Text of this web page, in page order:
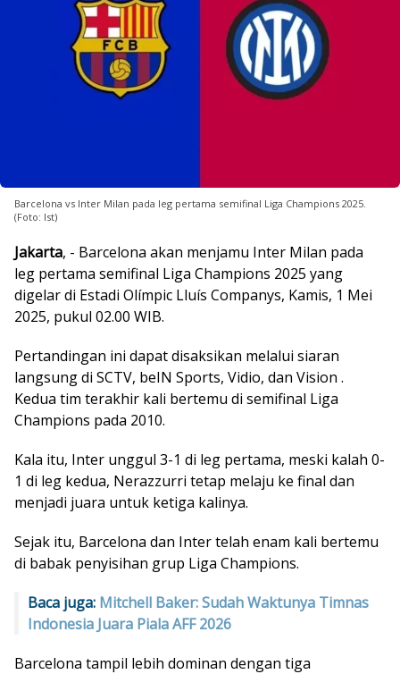
Barcelona vs Inter Milan pada leg pertama semifinal Liga Champions 2025.
(Foto: Ist)
Jakarta, - Barcelona akan menjamu Inter Milan pada
leg pertama semifinal Liga Champions 2025 yang
digelar di Estadi Olímpic Lluís Companys, Kamis, 1 Mei
2025, pukul 02.00 WIB.
Pertandingan ini dapat disaksikan melalui siaran
langsung di SCTV, beIN Sports, Vidio, dan Vision .
Kedua tim terakhir kali bertemu di semifinal Liga
Champions pada 2010.
Kala itu, Inter unggul 3-1 di leg pertama, meski kalah 0-
1 di leg kedua, Nerazzurri tetap melaju ke final dan
menjadi juara untuk ketiga kalinya.
Sejak itu, Barcelona dan Inter telah enam kali bertemu
di babak penyisihan grup Liga Champions.
Baca juga: Mitchell Baker: Sudah Waktunya Timnas
Indonesia Juara Piala AFF 2026
Barcelona tampil lebih dominan dengan tiga